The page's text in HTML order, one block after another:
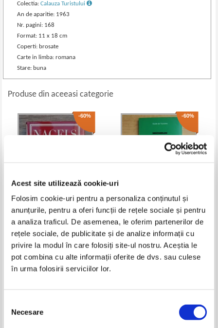
Acest site utilizează cookie-uri
Folosim cookie-uri pentru a personaliza conținutul și
anunțurile, pentru a oferi funcții de rețele sociale și pentru
a analiza traficul. De asemenea, le oferim partenerilor de
rețele sociale, de publicitate și de analize informații cu
privire la modul în care folosiți site-ul nostru. Aceștia le
pot combina cu alte informații oferite de dvs. sau culese
în urma folosirii serviciilor lor.
consimțământului
Necesare
Colectia:Calauza Turistului
An de aparitie: 1963
Nr. pagini: 168
Format: 11 x 18 cm
Coperti: brosate
Carte in limba: romana
Stare: buna
Produse din aceeasi categorie
-60%
Nagels reisefuhrer. Rumanien
21,00Lei 8,40
Adaugă în coș
-60%
Chateaux de la Loire (ghid)
Lei
Adaugă în coș